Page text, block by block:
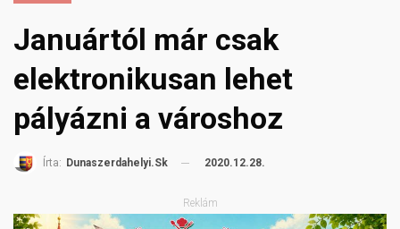
Januártól már csak
elektronikusan lehet
pályázni a városhoz
Írta: Dunaszerdahelyi.sk 2020.12.28.
Reklám